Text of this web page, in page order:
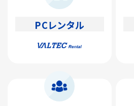
PCレンタル